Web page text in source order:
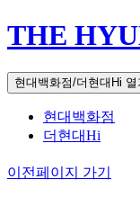
THE
현대백화점/더현대Hi 열
현대백화점
더현대Hi
이전페이지 가기